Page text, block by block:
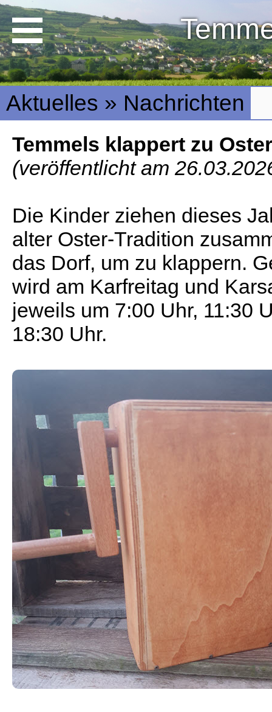
Aktuelles » Nachrichten
Temmels klappert zu
(veröffentlicht am
Die Kinder ziehen dieses
alter Oster-Tradition
das Dorf, um zu klappern.
wird am Karfreitag und
jeweils um 7:00 Uhr, 11:30
18:30 Uhr.